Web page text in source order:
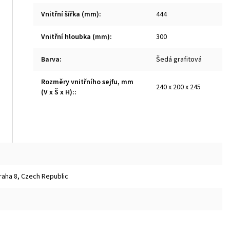
Vnitřní šířka (mm): 444
Vnitřní hloubka (mm): 300
Barva: Šedá grafitová
Rozměry vnitřního sejfu, mm
(V x Š x H):: 240 x 200 x 245
8, Czech Republic